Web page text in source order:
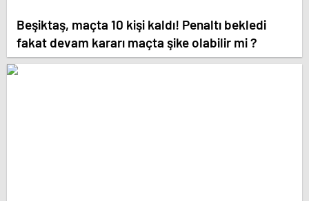
Beşiktaş, maçta 10 kişi kaldı! Penaltı bekledi
fakat devam kararı maçta şike olabilir mi ?